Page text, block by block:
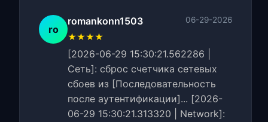
ro
romankonn1503 06-29-2026
★★★★
[2026-06-29 15:30:21.562286 |
Сеть]: сброс счетчика сетевых
сбоев из [Последовательность
после аутентификации]... [2026-
06-29 15:30:21.313320 | Network]: